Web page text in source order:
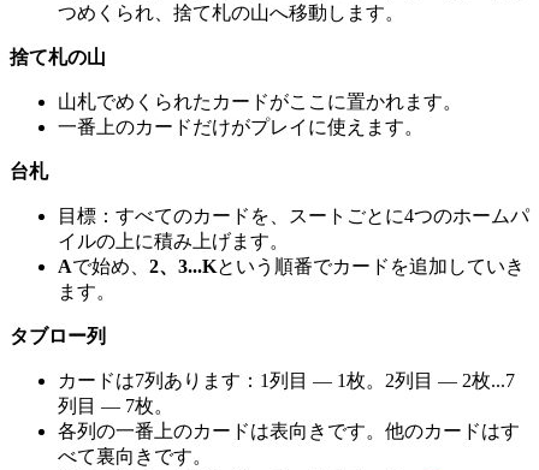
つめくられ、捨て札の山へ移動します。
捨て札の山
山札でめくられたカードがここに置かれます。
一番上のカードだけがプレイに使えます。
台札
目標：すべてのカードを、スートごとに4つのホームパ
イルの上に積み上げます。
Aで始め、 2、3...Kという順番でカードを追加していき
ます。
タブロー列
カードは7列あります：1列目 — 1枚。2列目 — 2枚...7
列目 — 7枚。
各列の一番上のカードは表向きです。他のカードはす
べて裏向きです。